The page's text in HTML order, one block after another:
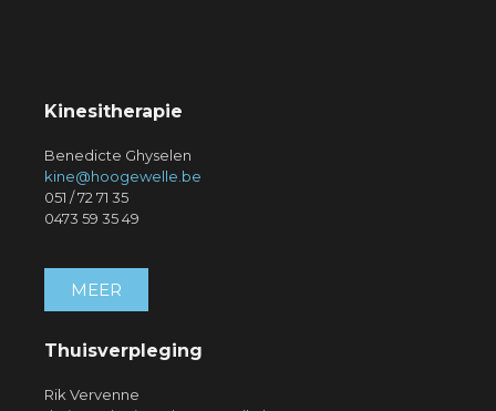
Kinesitherapie
Benedicte Ghyselen
kine@hoogewelle.be
051 / 72 71 35
0473 59 35 49
MEER
Thuisverpleging
Rik Vervenne